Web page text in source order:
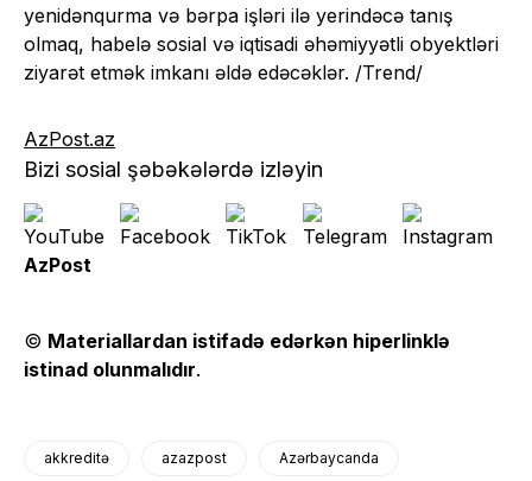
yenidənqurma və bərpa işləri ilə yerindəcə tanış
olmaq, habelə sosial və iqtisadi əhəmiyyətli obyektləri
ziyarət etmək imkanı əldə edəcəklər. /Trend/
AzPost.az
Bizi sosial şəbəkələrdə izləyin
AzPost
© Materiallardan istifadə edərkən hiperlinklə
istinad olunmalıdır.
akkreditə azazpost Azərbaycanda